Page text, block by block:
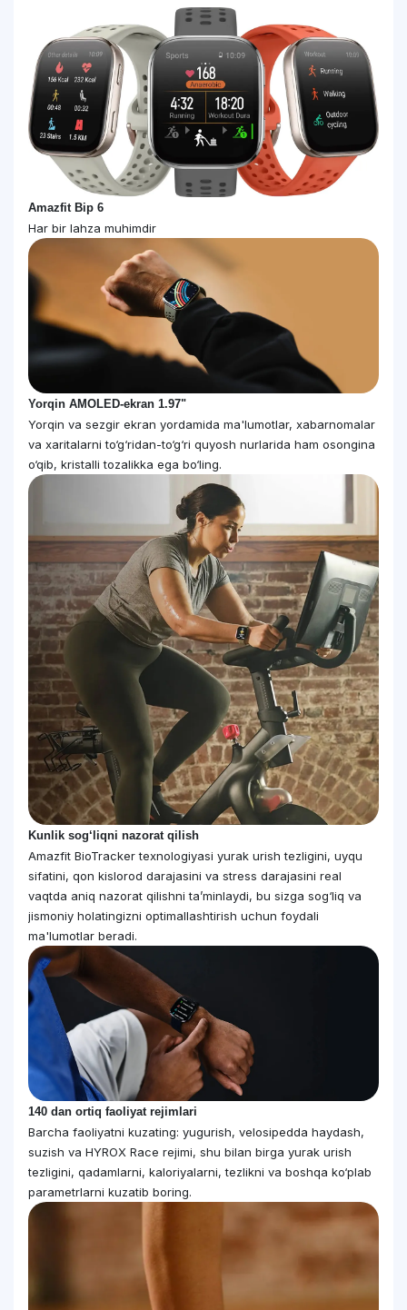
Amazfit Bip 6
Har bir lahza muhimdir
Yorqin AMOLED-ekran 1.97"
Yorqin va sezgir ekran yordamida ma'lumotlar, xabarnomalar
va xaritalarni to‘g‘ridan-to‘g‘ri quyosh nurlarida ham osongina
o‘qib, kristalli tozalikka ega bo‘ling.
Kunlik sog‘liqni nazorat qilish
Amazfit BioTracker texnologiyasi yurak urish tezligini, uyqu
sifatini, qon kislorod darajasini va stress darajasini real
vaqtda aniq nazorat qilishni ta’minlaydi, bu sizga sog‘liq va
jismoniy holatingizni optimallashtirish uchun foydali
ma'lumotlar beradi.
140 dan ortiq faoliyat rejimlari
Barcha faoliyatni kuzating: yugurish, velosipedda haydash,
suzish va HYROX Race rejimi, shu bilan birga yurak urish
tezligini, qadamlarni, kaloriyalarni, tezlikni va boshqa ko‘plab
parametrlarni kuzatib boring.